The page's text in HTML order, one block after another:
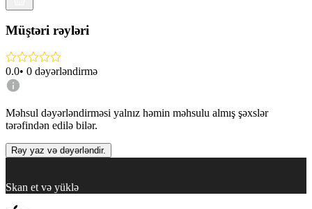
Müştəri rəyləri
0.0• 0 dəyərləndirmə
Məhsul dəyərləndirməsi yalnız həmin məhsulu almış şəxslər
tərəfindən edilə bilər.
Rəy yaz və dəyərləndir.
Skan et və yüklə